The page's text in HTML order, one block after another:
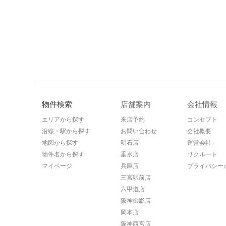
物件検索
エリアから探す
沿線・駅から探す
地図から探す
物件名から探す
マイページ
店舗案内
来店予約
お問い合わせ
明石店
垂水店
兵庫店
三宮駅前店
六甲道店
阪神御影店
岡本店
阪神西宮店
会社情報
コンセプト
会社概要
運営会社
リクルート
プライバシー